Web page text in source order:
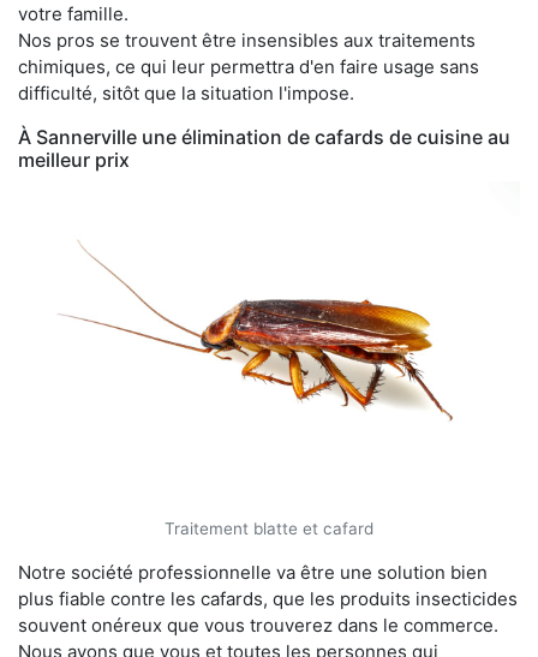
votre famille.
Nos pros se trouvent être insensibles aux traitements
chimiques, ce qui leur permettra d'en faire usage sans
difficulté, sitôt que la situation l'impose.
À Sannerville une élimination de cafards de cuisine au
meilleur prix
Traitement blatte et cafard
Notre société professionnelle va être une solution bien
plus fiable contre les cafards, que les produits insecticides
souvent onéreux que vous trouverez dans le commerce.
Nous avons que vous et toutes les personnes qui